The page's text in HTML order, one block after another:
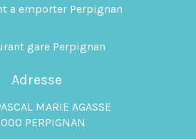
a emporter Perpignan
gare Perpignan
Adresse
MARIE AGASSE
PERPIGNAN